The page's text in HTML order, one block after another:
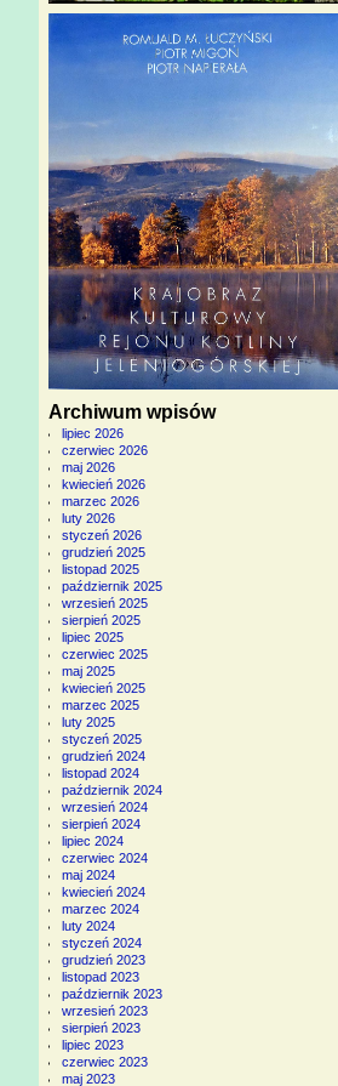
Archiwum wpisów
lipiec 2026
czerwiec 2026
maj 2026
kwiecień 2026
marzec 2026
luty 2026
styczeń 2026
grudzień 2025
listopad 2025
październik 2025
wrzesień 2025
sierpień 2025
lipiec 2025
czerwiec 2025
maj 2025
kwiecień 2025
marzec 2025
luty 2025
styczeń 2025
grudzień 2024
listopad 2024
październik 2024
wrzesień 2024
sierpień 2024
lipiec 2024
czerwiec 2024
maj 2024
kwiecień 2024
marzec 2024
luty 2024
styczeń 2024
grudzień 2023
listopad 2023
październik 2023
wrzesień 2023
sierpień 2023
lipiec 2023
czerwiec 2023
maj 2023